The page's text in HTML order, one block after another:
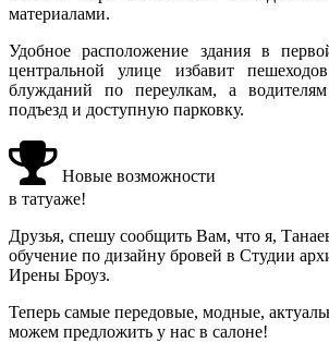
материалами.
Удобное расположение здания в
центральной улице избавит
блужданий по переулкам, а
подъезд и доступную парковку.
Новые возможности
в татуаже!
Друзья, спешу сообщить Вам, что я,
обучение по дизайну бровей в Студии
Ирены Броуз.
Теперь самые передовые, модные,
можем предложить у нас в салоне!